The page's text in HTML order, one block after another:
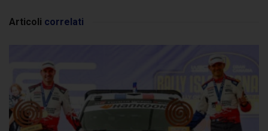
Articoli correlati